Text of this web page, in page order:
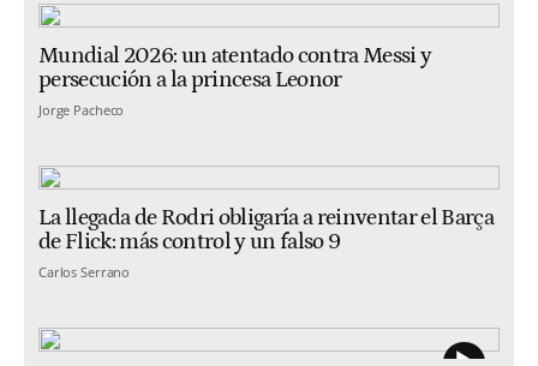
Mundial 2026: un atentado contra Messi y
persecución a la princesa Leonor
Jorge Pacheco
La llegada de Rodri obligaría a reinventar el Barça
de Flick: más control y un falso 9
Carlos Serrano